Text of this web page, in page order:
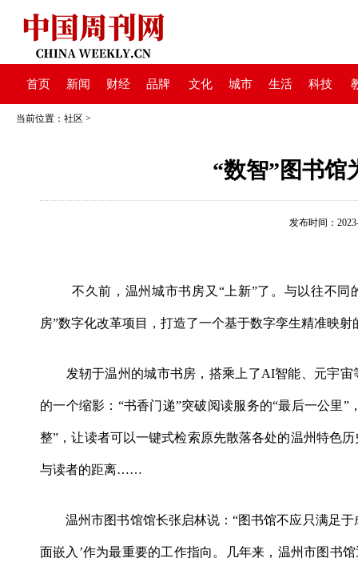
首页 新闻 财经 品牌 文化 城市 生活 科技
当前位置： 社区 >
“数智”图书馆
发布时间：
不久前，温州城市书房又“上新”了。与以往不
房”数字化改革项目，打造了一个基于数字孪生精准映
发轫于温州的城市书房，搭乘上了AI智能、元宇宙
的一个缩影：“书香门递”突破阅读服务的“最后一公里
整”，让读者可以一键式检索原先散落各处的温州特色
与读者的距离……
温州市图书馆馆长张启林说：“图书馆不应只满足于
面嵌入’作为最重要的工作指向。几年来，温州市图书